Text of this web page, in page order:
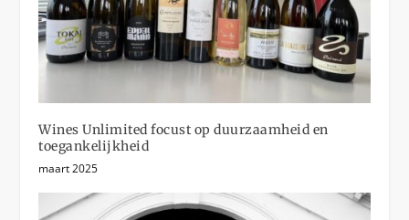
Wines Unlimited focust op duurzaamheid en
toegankelijkheid
maart 2025